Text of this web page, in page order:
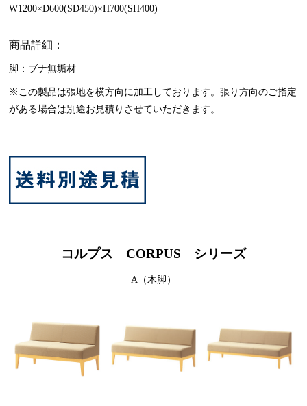
W1200×D600(SD450)×H700(SH400)
商品詳細：
脚：ブナ無垢材
※この製品は張地を横方向に加工しております。張り方向のご指定
がある場合は別途お見積りさせていただきます。
コルプス CORPUS シリーズ
A（木脚）